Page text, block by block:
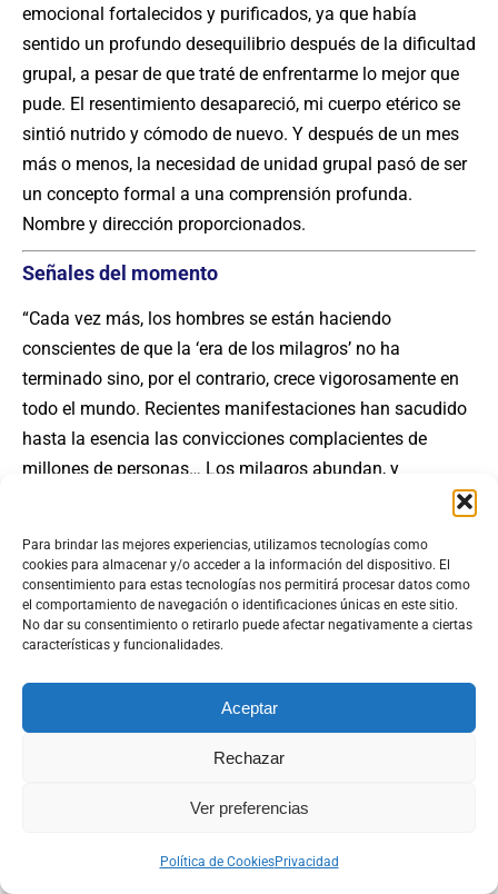
Para brindar las mejores experiencias, utilizamos tecnologías como
cookies para almacenar y/o acceder a la información del dispositivo. El
consentimiento para estas tecnologías nos permitirá procesar datos como
el comportamiento de navegación o identificaciones únicas en este sitio.
No dar su consentimiento o retirarlo puede afectar negativamente a ciertas
características y funcionalidades.
Aceptar
Rechazar
Ver preferencias
Política de CookiesPrivacidad
emocional fortalecidos y purificados, ya que había
sentido un profundo desequilibrio después de la dificultad
grupal, a pesar de que traté de enfrentarme lo mejor que
pude. El resentimiento desapareció, mi cuerpo etérico se
sintió nutrido y cómodo de nuevo. Y después de un mes
más o menos, la necesidad de unidad grupal pasó de ser
un concepto formal a una comprensión profunda.
Nombre y dirección proporcionados.
Señales del momento
“Cada vez más, los hombres se están haciendo
conscientes de que la ‘era de los milagros’ no ha
terminado sino, por el contrario, crece vigorosamente en
todo el mundo. Recientes manifestaciones han sacudido
hasta la esencia las convicciones complacientes de
millones de personas… Los milagros abundan, y
descartar la evidencia de los ojos de los hombres.
Volviendo sus mentes a la esperanza que estas
manifestaciones engendran, los hombres las relacionarán
con las sabias palabras de Maitreya, y seguirán Su
ejemplo.” (Un Maestro Habla, Noviembre 1995)